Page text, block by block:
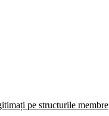
pe structurile membre